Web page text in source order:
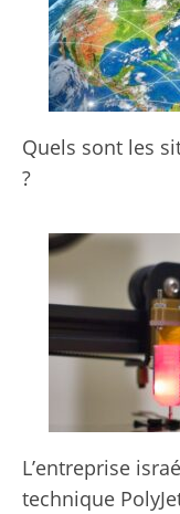
Quels sont les
?
L’entreprise
technique